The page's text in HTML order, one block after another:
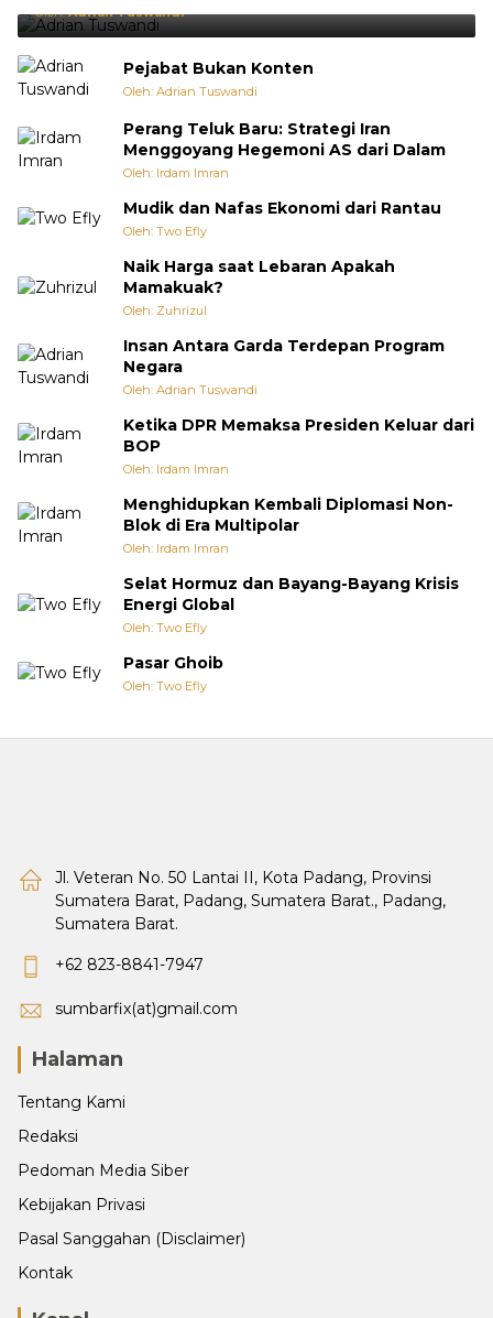
Oleh:Adrian Tuswandi
Pejabat Bukan Konten
Oleh: Adrian Tuswandi
Perang Teluk Baru: Strategi Iran
Menggoyang Hegemoni AS dari Dalam
Oleh: Irdam Imran
Mudik dan Nafas Ekonomi dari Rantau
Oleh: Two Efly
Naik Harga saat Lebaran Apakah
Mamakuak?
Oleh: Zuhrizul
Insan Antara Garda Terdepan Program
Negara
Oleh: Adrian Tuswandi
Ketika DPR Memaksa Presiden Keluar dari
BOP
Oleh: Irdam Imran
Menghidupkan Kembali Diplomasi Non-
Blok di Era Multipolar
Oleh: Irdam Imran
Selat Hormuz dan Bayang-Bayang Krisis
Energi Global
Oleh: Two Efly
Pasar Ghoib
Oleh: Two Efly
Jl. Veteran No. 50 Lantai II, Kota Padang, Provinsi
Sumatera Barat, Padang, Sumatera Barat., Padang,
Sumatera Barat.
+62 823-8841-7947
sumbarfix(at)gmail.com
Halaman
Tentang Kami
Redaksi
Pedoman Media Siber
Kebijakan Privasi
Pasal Sanggahan (Disclaimer)
Kontak